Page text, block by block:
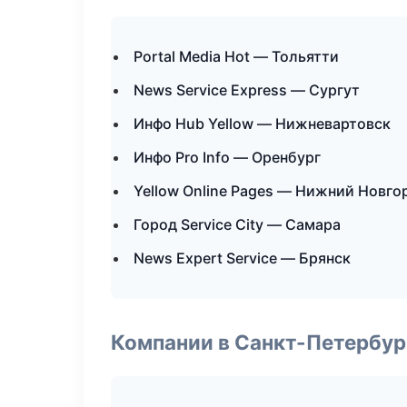
Portal Media Hot — Тольятти
News Service Express — Сургут
Инфо Hub Yellow — Нижневартовск
Инфо Pro Info — Оренбург
Yellow Online Pages — Нижний
Город Service City — Самара
News Expert Service — Брянск
Компании в Санкт-